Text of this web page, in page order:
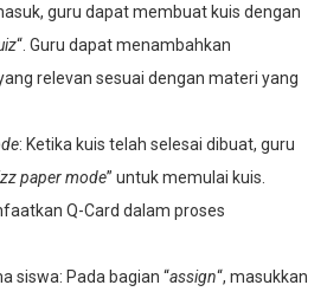
guru dapat membuat kuis dengan
“. Guru dapat menambahkan
relevan sesuai dengan materi yang
: Ketika kuis telah selesai dibuat, guru
paper mode” untuk memulai kuis.
Q-Card dalam proses
siswa: Pada bagian “assign“, masukkan